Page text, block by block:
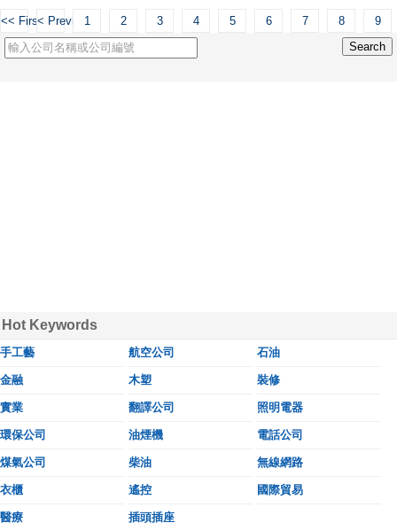
<< First< Previous1 2 3 4 5 6 7 8 9
Hot Keywords
手工藝 航空公司 石油
金融 木塑 裝修
實業 翻譯公司 照明電器
環保公司 油煙機 電話公司
煤氣公司 柴油 無線網路
衣櫃 遙控 國際貿易
醫療 插頭插座